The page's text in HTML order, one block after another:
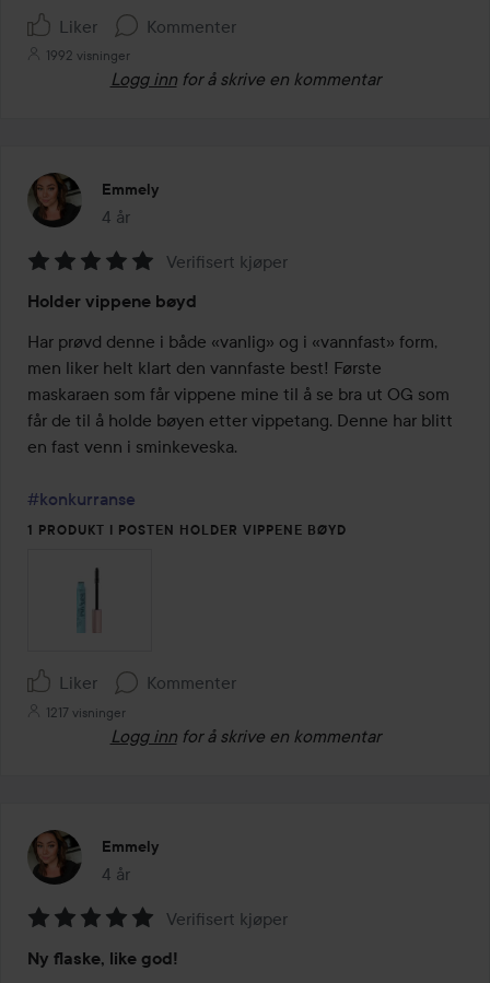
Liker Kommenter
1992 visninger
Logg inn for å skrive en kommentar
Emmely
4 år
Innlegget ble opprettet 4 år
5
av
5
Verifisert kjøper
Holder vippene bøyd
Har prøvd denne i både «vanlig» og i «vannfast» form,
men liker helt klart den vannfaste best! Første
maskaraen som får vippene mine til å se bra ut OG som
får de til å holde bøyen etter vippetang. Denne har blitt
en fast venn i sminkeveska.
#konkurranse
1 PRODUKT I POSTEN HOLDER VIPPENE BØYD
Liker Kommenter
1217 visninger
Logg inn for å skrive en kommentar
Emmely
4 år
Innlegget ble opprettet 4 år
5
Verifisert kjøper
Ny flaske, like god!